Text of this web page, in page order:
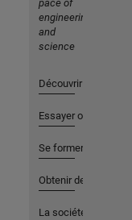
pace of
engineering
and
science
Découvrir les produits
Essayer ou acheter
Se former
Obtenir de l'aide
La société